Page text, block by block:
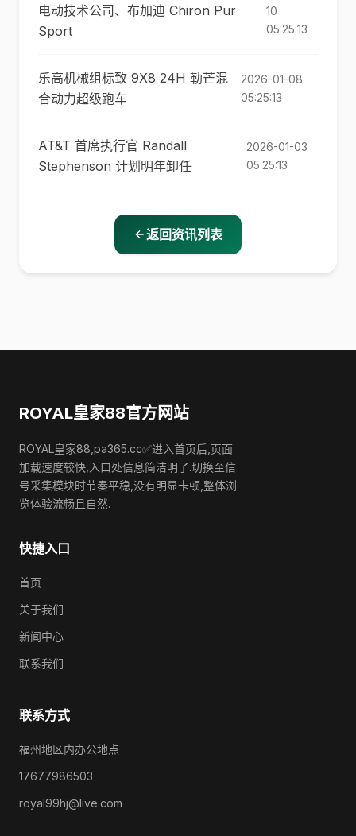
电动技术公司、布加迪 Chiron Pur
Sport
10
05:25:13
乐高机械组标致 9X8 24H 勒芒混
合动力超级跑车
2026-01-08
05:25:13
AT&T 首席执行官 Randall
Stephenson 计划明年卸任
2026-01-03
05:25:13
返回资讯列表
ROYAL皇家88官方网站
ROYAL皇家88,pa365.cc✅进入首页后,页面
加载速度较快,入口处信息简洁明了.切换至信
号采集模块时节奏平稳,没有明显卡顿,整体浏
览体验流畅且自然.
快捷入口
首页
关于我们
新闻中心
联系我们
联系方式
福州地区内办公地点
17677986503
royal99hj@live.com